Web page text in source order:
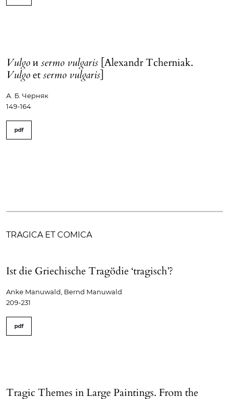
Vulgoиsermo vulgaris [Alexandr Tcherniak.
Vulgoetsermo vulgaris]
А. Б. Черняк
149-164
pdf
TRAGICA ET COMICA
Ist die Griechische Tragödie ‘tragisch’?
Anke Manuwald, Bernd Manuwald
209-231
pdf
Tragic Themes in Large Paintings. From the